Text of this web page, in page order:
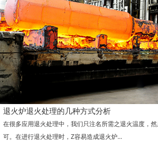
退火炉退火处理的几种方式分析
在很多应用退火处理中，我们只注名所需之退火温度，
可。在进行退火处理时，Z容易造成退火炉...